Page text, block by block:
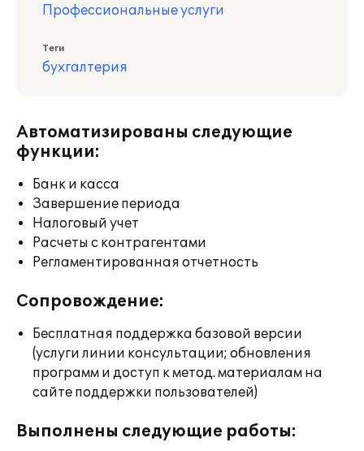
Профессиональные услуги
Теги
бухгалтерия
Автоматизированы следующие
функции:
Банк и касса
Завершение периода
Налоговый учет
Расчеты с контрагентами
Регламентированная отчетность
Сопровождение:
Бесплатная поддержка базовой версии
(услуги линии консультации; обновления
программ и доступ к метод. материалам на
сайте поддержки пользователей)
Выполнены следующие работы: